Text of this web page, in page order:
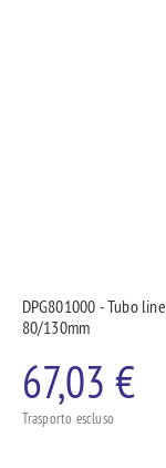
DPG801000 - Tubo
80/130mm
67,03 €
Trasporto escluso